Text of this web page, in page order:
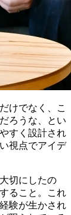
けでなく、こ
ろうな、とい
すく設計され
視点でアイデ
切にしたの
ること。これ
験が生かされ